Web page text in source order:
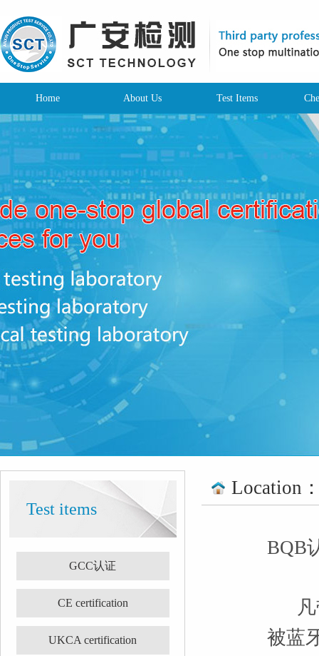
Home About Us Test Items
Test items
GCC认证
CE certification
UKCA certification
Location
BQB
凡
被蓝